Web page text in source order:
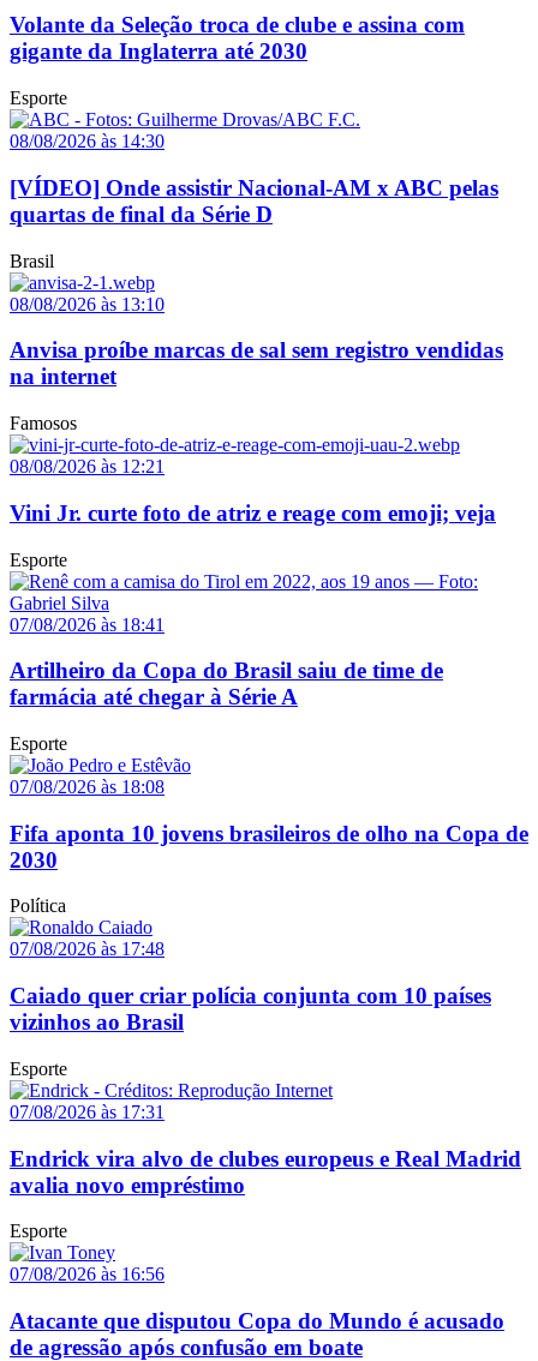
Volante da Seleção troca de clube e assina com
gigante da Inglaterra até 2030
Esporte
08/08/2026 às 14:30
[VÍDEO] Onde assistir Nacional-AM x ABC pelas
quartas de final da Série D
Brasil
08/08/2026 às 13:10
Anvisa proíbe marcas de sal sem registro vendidas
na internet
Famosos
08/08/2026 às 12:21
Vini Jr. curte foto de atriz e reage com emoji; veja
Esporte
07/08/2026 às 18:41
Artilheiro da Copa do Brasil saiu de time de
farmácia até chegar à Série A
Esporte
07/08/2026 às 18:08
Fifa aponta 10 jovens brasileiros de olho na Copa de
2030
Política
07/08/2026 às 17:48
Caiado quer criar polícia conjunta com 10 países
vizinhos ao Brasil
Esporte
07/08/2026 às 17:31
Endrick vira alvo de clubes europeus e Real Madrid
avalia novo empréstimo
Esporte
07/08/2026 às 16:56
Atacante que disputou Copa do Mundo é acusado
de agressão após confusão em boate